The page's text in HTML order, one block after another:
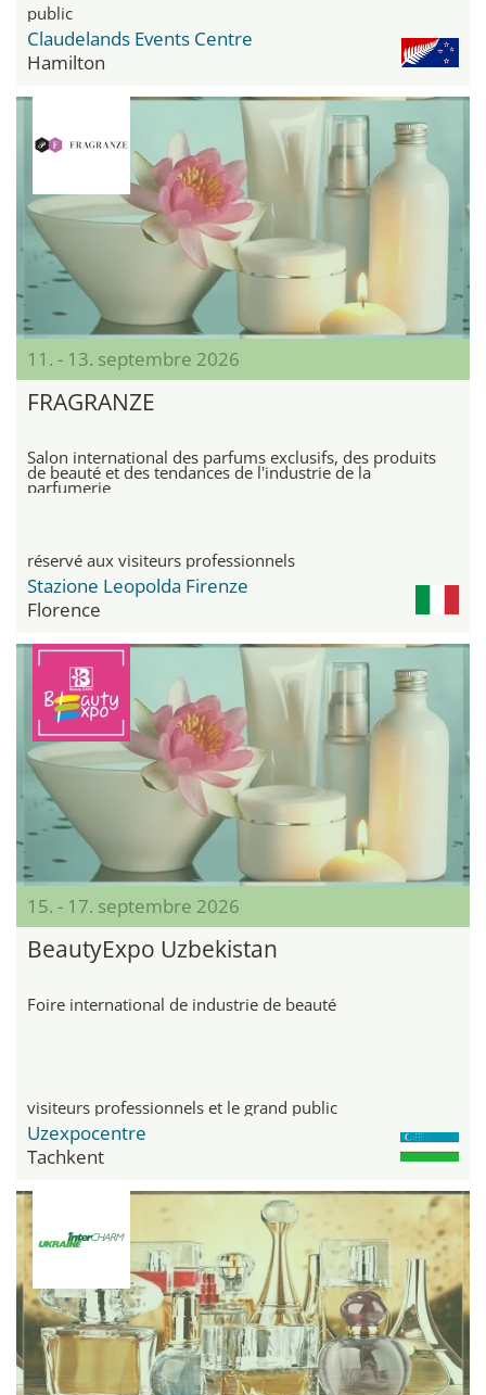
public
Claudelands Events Centre
Hamilton
11. - 13. septembre 2026
FRAGRANZE
Salon international des parfums exclusifs, des produits
de beauté et des tendances de l'industrie de la
parfumerie
réservé aux visiteurs professionnels
Stazione Leopolda Firenze
Florence
15. - 17. septembre 2026
BeautyExpo Uzbekistan
Foire international de industrie de beauté
visiteurs professionnels et le grand public
Uzexpocentre
Tachkent